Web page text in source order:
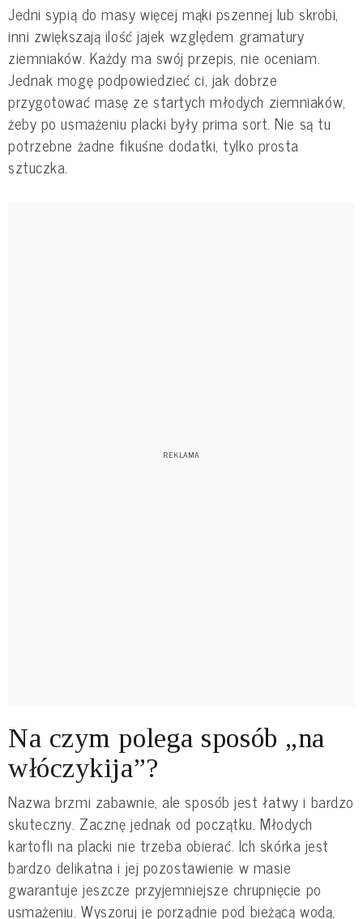
Jedni sypią do masy więcej mąki pszennej lub skrobi,
inni zwiększają ilość jajek względem gramatury
ziemniaków. Każdy ma swój przepis, nie oceniam.
Jednak mogę podpowiedzieć ci, jak dobrze
przygotować masę ze startych młodych ziemniaków,
żeby po usmażeniu placki były prima sort. Nie są tu
potrzebne żadne fikuśne dodatki, tylko prosta
sztuczka.
Na czym polega sposób „na
włóczykija”?
Nazwa brzmi zabawnie, ale sposób jest łatwy i bardzo
skuteczny. Zacznę jednak od początku. Młodych
kartofli na placki nie trzeba obierać. Ich skórka jest
bardzo delikatna i jej pozostawienie w masie
gwarantuje jeszcze przyjemniejsze chrupnięcie po
usmażeniu. Wyszoruj je porządnie pod bieżącą wodą,